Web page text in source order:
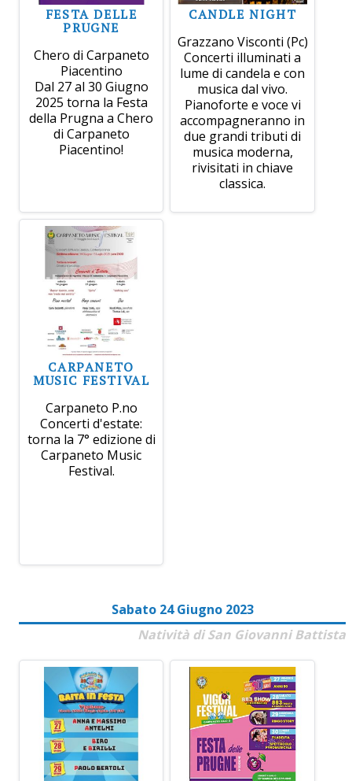
FESTA DELLE
PRUGNE
Chero di Carpaneto
Piacentino
Dal 27 al 30 Giugno
2025 torna la Festa
della Prugna a Chero
di Carpaneto
Piacentino!
CANDLE NIGHT
Grazzano Visconti (Pc)
Concerti illuminati a
lume di candela e con
musica dal vivo.
Pianoforte e voce vi
accompagneranno in
due grandi tributi di
musica moderna,
rivisitati in chiave
classica.
CARPANETO
MUSIC FESTIVAL
Carpaneto P.no
Concerti d'estate:
torna la 7° edizione di
Carpaneto Music
Festival.
Sabato 24 Giugno 2023
Natività di San Giovanni Battista